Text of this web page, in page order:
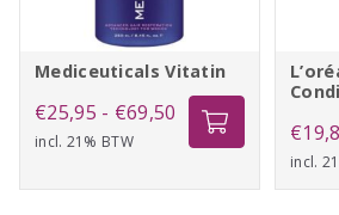
Mediceuticals Vitatin
€25,95 - €69,50 Prijsklasse:
€25,95
incl. 21% BTW €
incl.